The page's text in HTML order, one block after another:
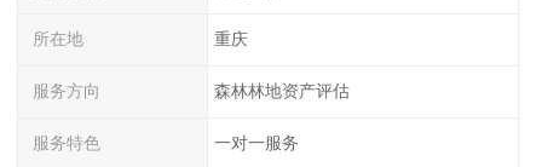
所在地 重庆
服务方向 森林林地资产评估
服务特色 一对一服务